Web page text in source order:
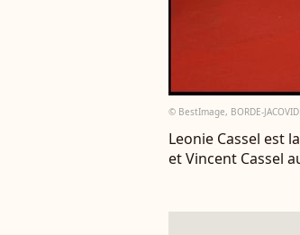
© BestImage, BORDE-
Leonie Cassel est
et Vincent Cassel